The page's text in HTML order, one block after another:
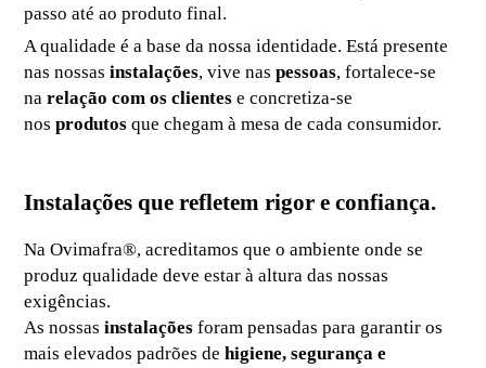
passo até ao produto final.
A qualidade é a base da nossa identidade. Está presente
nas nossasinstalações, vive naspessoas, fortalece-se
narelação com os clientes e concretiza-se
nosprodutos que chegam à mesa de cada consumidor.
Instalações que refletem rigor e confiança.
Na Ovimafra®, acreditamos que o ambiente onde se
produz qualidade deve estar à altura das nossas
exigências.
As nossasinstalações foram pensadas para garantir os
mais elevados padrões dehigiene, segurança e